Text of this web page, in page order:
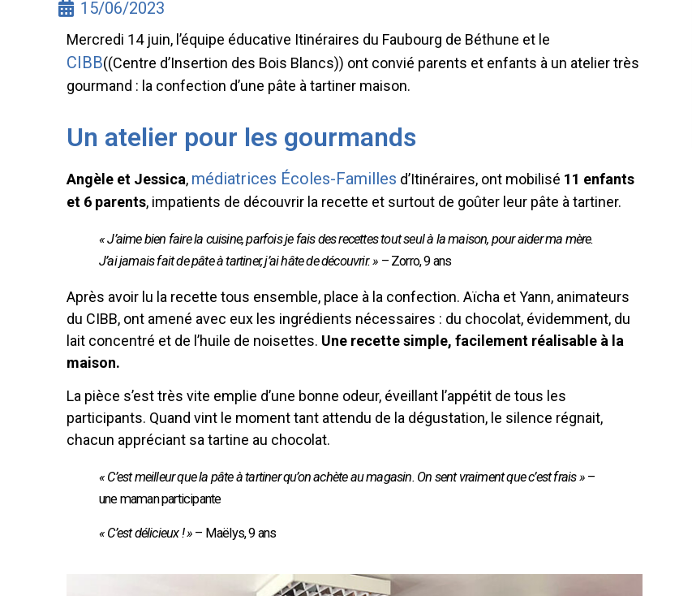
15/06/2023
Mercredi 14 juin, l’équipe éducative Itinéraires du Faubourg de Béthune et le
CIBB((Centre d’Insertion des Bois Blancs)) ont convié parents et enfants à un atelier très
gourmand : la confection d’une pâte à tartiner maison.
Un atelier pour les gourmands
Angèle et Jessica, médiatrices Écoles-Familles d’Itinéraires, ont mobilisé 11 enfants
et 6 parents, impatients de découvrir la recette et surtout de goûter leur pâte à tartiner.
« J’aime bien faire la cuisine, parfois je fais des recettes tout seul à la maison, pour aider ma mère.
J’ai jamais fait de pâte à tartiner, j’ai hâte de découvrir. » – Zorro, 9 ans
Après avoir lu la recette tous ensemble, place à la confection. Aïcha et Yann, animateurs
du CIBB, ont amené avec eux les ingrédients nécessaires : du chocolat, évidemment, du
lait concentré et de l’huile de noisettes. Une recette simple, facilement réalisable à la
maison.
La pièce s’est très vite emplie d’une bonne odeur, éveillant l’appétit de tous les
participants. Quand vint le moment tant attendu de la dégustation, le silence régnait,
chacun appréciant sa tartine au chocolat.
« C’est meilleur que la pâte à tartiner qu’on achète au magasin. On sent vraiment que c’est frais »–
une maman participante
« C’est délicieux ! » – Maëlys, 9 ans